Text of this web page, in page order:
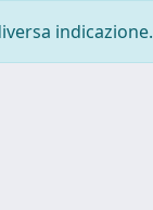
indicazione.